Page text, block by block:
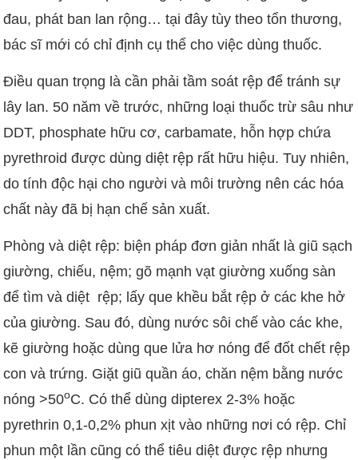
đau, phát ban lan rộng… tại đây tùy theo tổn thương,
bác sĩ mới có chỉ định cụ thể cho việc dùng thuốc.
Điều quan trọng là cần phải tầm soát rệp để tránh sự
lây lan. 50 năm về trước, những loại thuốc trừ sâu như
DDT, phosphate hữu cơ, carbamate, hỗn hợp chứa
pyrethroid được dùng diệt rệp rất hữu hiệu. Tuy nhiên,
do tính độc hại cho người và môi trường nên các hóa
chất này đã bị hạn chế sản xuất.
Phòng và diệt rệp: biện pháp đơn giản nhất là giũ sạch
giường, chiếu, nệm; gõ mạnh vạt giường xuống sàn
để tìm và diệt rệp; lấy que khều bắt rệp ở các khe hở
của giường. Sau đó, dùng nước sôi chế vào các khe,
kẽ giường hoặc dùng que lửa hơ nóng để đốt chết rệp
con và trứng. Giặt giũ quần áo, chăn nệm bằng nước
nóng >50oC. Có thể dùng dipterex 2-3% hoặc
pyrethrin 0,1-0,2% phun xịt vào những nơi có rệp. Chỉ
phun một lần cũng có thể tiêu diệt được rệp nhưng